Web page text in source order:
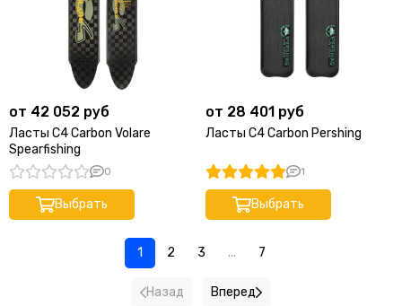
от 42 052 руб
Ласты C4 Carbon Volare
Spearfishing
0
Выбрать
от 28 401 руб
Ласты C4 Carbon Pershing
1
Выбрать
Назад
1 2 3 ... 7
Вперед